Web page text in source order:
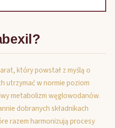
który powstał z myślą o
utrzymać w normie poziom
metabolizm węglowodanów.
dobranych składnikach
razem harmonizują procesy